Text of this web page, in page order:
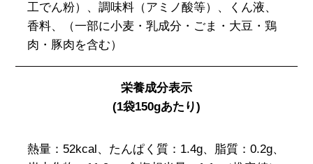
工でん粉）、調味料（アミノ酸等）、くん液、
香料、（一部に小麦・乳成分・ごま・大豆・鶏
肉・豚肉を含む）
栄養成分表示
(1袋150gあたり)
熱量：52kcal、たんぱく質：1.4g、脂質：0.2g、